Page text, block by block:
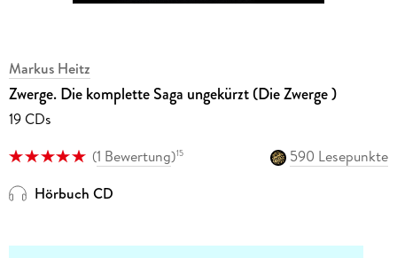
Markus Heitz
Zwerge. Die komplette Saga ungekürzt (Die Zwerge )
19 CDs
(1 Bewertung)15
590 Lesepunkte
Hörbuch CD